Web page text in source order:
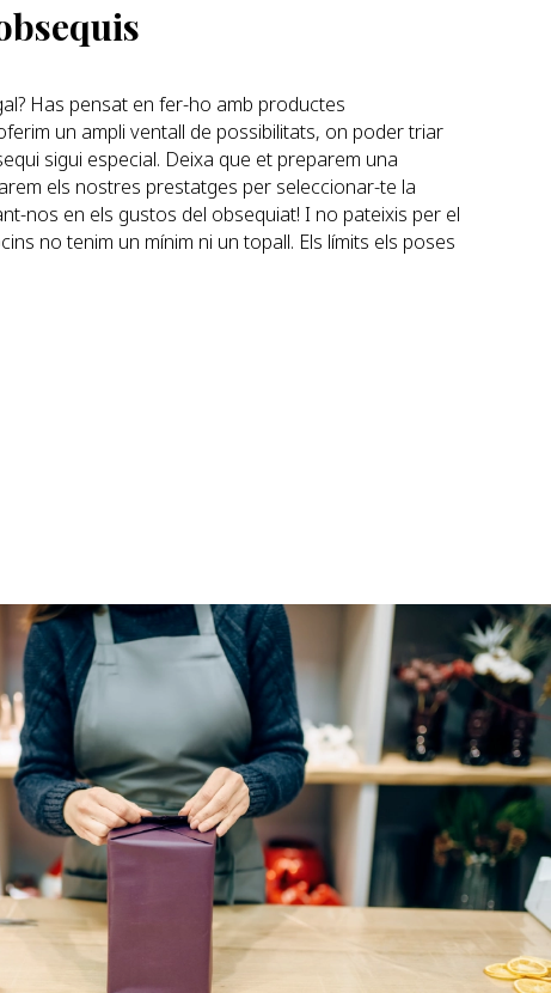
Has pensat en fer-ho amb productes
un ampli ventall de possibilitats, on poder triar
sigui especial. Deixa que et preparem una
els nostres prestatges per seleccionar-te la
nos en els gustos del obsequiat! I no pateixis per el
no tenim un mínim ni un topall. Els límits els poses